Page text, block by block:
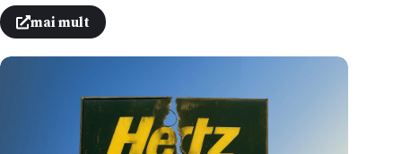
mai mult